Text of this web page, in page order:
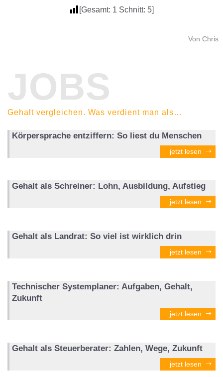
[Gesamt: 1 Schnitt: 5]
Von Chris
JOBS
Gehalt vergleichen. Was verdient man als…
Körpersprache entziffern: So liest du Menschen
jetzt lesen
Gehalt als Schreiner: Lohn, Ausbildung, Aufstieg
jetzt lesen
Gehalt als Landrat: So viel ist wirklich drin
jetzt lesen
Technischer Systemplaner: Aufgaben, Gehalt,
Zukunft
jetzt lesen
Gehalt als Steuerberater: Zahlen, Wege, Zukunft
jetzt lesen